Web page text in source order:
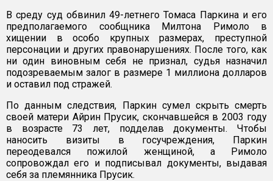
В среду суд обвинил 49-летнего Томаса Паркина и его
предполагаемого сообщника Милтона Римоло в
хищении в особо крупных размерах, преступной
персонации и других правонарушениях. После того, как
ни один виновным себя не признал, судья назначил
подозреваемым залог в размере 1 миллиона долларов
и оставил под стражей.
По данным следствия, Паркин сумел скрыть смерть
своей матери Айрин Прусик, скончавшейся в 2003 году
в возрасте 73 лет, подделав документы. Чтобы
наносить визиты в госучреждения, Паркин
переодевался пожилой женщиной, а Римоло
сопровождал его и подписывал документы, выдавая
себя за племянника Прусик.